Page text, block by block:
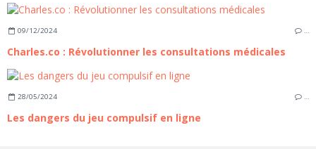
09/12/2024 …
Charles.co : Révolutionner les consultations médicales
28/05/2024 …
Les dangers du jeu compulsif en ligne